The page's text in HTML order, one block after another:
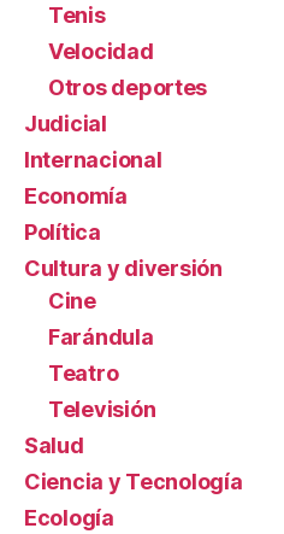
Tenis
Velocidad
Otros deportes
Judicial
Internacional
Economía
Política
Cultura y diversión
Cine
Farándula
Teatro
Televisión
Salud
Ciencia y Tecnología
Ecología